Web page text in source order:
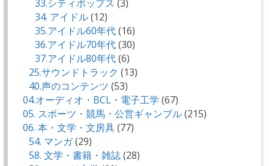
33.シティポップス (3)
34. アイドル(12)
35.アイドル60年代(16)
36.アイドル70年代(30)
37.アイドル80年代(6)
25.サウンドトラック (13)
40.声のコンテンツ (53)
04.オーディオ・BCL・電子工学 (67)
05. スポーツ・競馬・公営ギャンブル(215)
06. 本・文学・文房具(77)
54. マンガ(29)
58. 文学・書籍・雑誌(28)